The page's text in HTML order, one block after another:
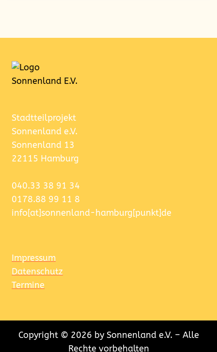
Stadtteilprojekt
Sonnenland e.V.
Sonnenland 13
22115 Hamburg
040.33 38 91 34
0178.88 99 11 8
info[at]sonnenland-hamburg[punkt]de
Impressum
Datenschutz
Termine
Copyright © 2026 by Sonnenland e.V. – Alle
Rechte vorbehalten